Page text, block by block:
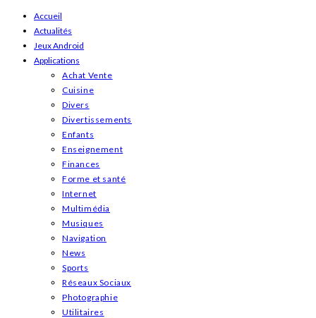
Skip
content
Accueil
Actualités
Jeux Android
Applications
Achat Vente
Cuisine
Divers
Divertissements
Enfants
Enseignement
Finances
Forme et santé
Internet
Multimédia
Musiques
Navigation
News
Sports
Réseaux Sociaux
Photographie
Utilitaires